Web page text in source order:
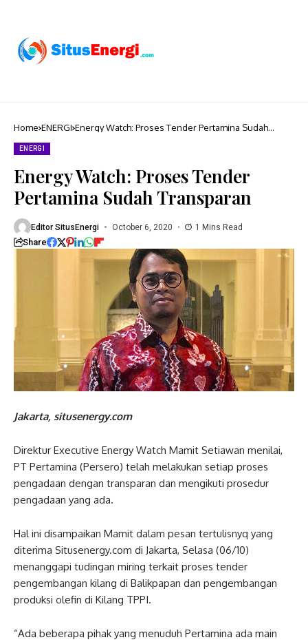
Home ENERGI Energy Watch: Proses Tender Pertamina Sudah
ENERGI
Energy Watch: Proses Tender
Pertamina Sudah Transparan
Editor SitusEnergi October 6, 2020 1 Mins Read
Share
Jakarta, situsenergy.com
Direktur Executive Energy Watch Mamit Setiawan menilai,
PT Pertamina (Persero) telah melakukan setiap proses
pengadaan dengan transparan dan mengikuti prosedur
pengadaan yang ada.
Hal ini disampaikan Mamit dalam pesan tertulisnyq yang
diterima Situsenergy.com di Jakarta, Selasa (06/10)
menanggapi tudingan miring terkait proses tender
pengembangan kilang di Balikpapan dan pengembangan
produksi olefin di Kilang TPPI.
“Ada beberapa pihak yang menuduh Pertamina ada main